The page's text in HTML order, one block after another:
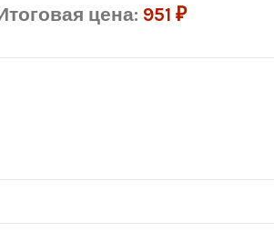
цена: 951 ₽